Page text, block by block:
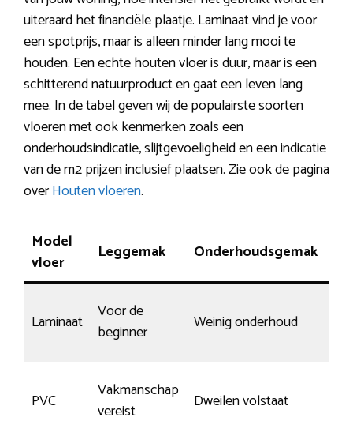
uiteraard het financiële plaatje. Laminaat vind je voor
een spotprijs, maar is alleen minder lang mooi te
houden. Een echte houten vloer is duur, maar is een
schitterend natuurproduct en gaat een leven lang
mee. In de tabel geven wij de populairste soorten
vloeren met ook kenmerken zoals een
onderhoudsindicatie, slijtgevoeligheid en een indicatie
van de m2 prijzen inclusief plaatsen. Zie ook de pagina
overHouten vloeren.
Model
vloer
Leggemak Onderhoudsgemak
Laminaat
Voor de
beginner
Weinig onderhoud
PVC
Vakmanschap
vereist
Dweilen volstaat